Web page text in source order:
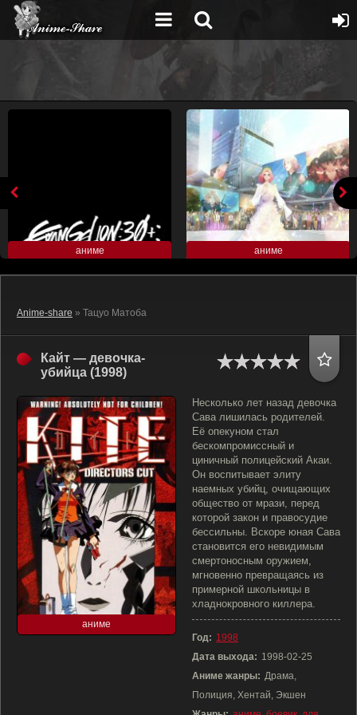
аниме аниме
Anime-share » Тацуо Матоба
Кайт — девочка-
убийца (1998)
аниме
Несколько лет назад девочка
Сава лишилась родителей.
Её опекуном стал
бескомпромиссный и
циничный полицейский Акаи.
Он воспитывает элиту
наемных убийц, очищающих
общество от мрази, перед
которой закон и правосудие
бессильны. Вскоре юная Сава
становится его невидимым
смертоносным оружием,
мгновенно превращаясь из
примерной школьницы в
хладнокровного киллера.
Год: 1998
Дата выхода: 1998-02-25
Аниме жанры: Драма,
Полиция, Хентай, Экшен